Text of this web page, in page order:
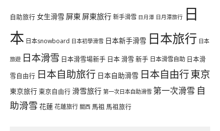
自助旅行 女生滑雪 屏東 屏東旅行新手滑雪 日月潭 日月潭旅行 日
本 日本snowboard 日本初學滑雪 日本新手滑雪 日本旅行 日本
旅遊 日本滑雪 日本滑雪場新手 日本 滑雪 新手 日本滑雪自助 日本滑
雪自由行 日本自助旅行 日本自助滑雪 日本自由行東京
東京旅行 東京自由行 滑雪旅行 第一次日本自助滑雪 第一次滑雪 自
助滑雪 花蓮花蓮旅行 關西 馬祖 馬祖旅行